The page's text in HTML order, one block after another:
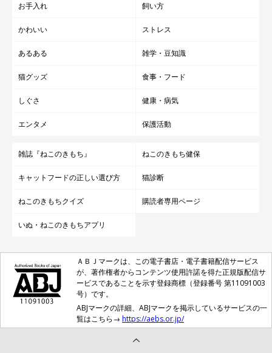
お手入れ 飼い方
かわいい ストレス
あるある 雑学・豆知識
猫グッズ 食事・フード
しぐさ 健康・病気
エンタメ 保護活動
雑誌『ねこのきもち』 ねこのきもち健保
キャットフードの正しい選び方 猫診断
ねこのきもちクイズ 購読者専用ページ
いぬ・ねこのきもちアプリ
ＡＢＪマークは、この電子書店・電子書籍配信サービス
が、著作権者からコンテンツ使用許諾を得た正規版配信サ
ービスであることを示す登録商標（登録番号 第11091003
号）です。
ABJマークの詳細、ABJマークを掲示しているサービスの一
覧はこちら→ https://aebs.or.jp/